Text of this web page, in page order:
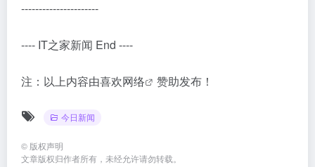
----------------------
---- IT之家新闻 End ----
注：以上内容由喜欢网络 赞助发布！
今日新闻
© 版权声明
文章版权归作者所有，未经允许请勿转载。